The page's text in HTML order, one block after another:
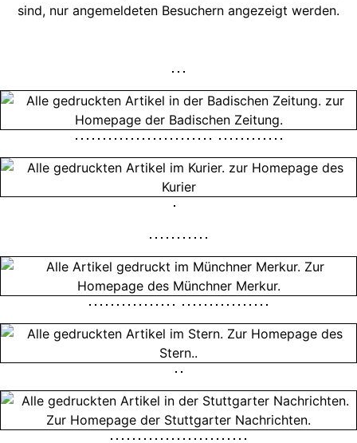
sind, nur angemeldeten Besuchern angezeigt werden.